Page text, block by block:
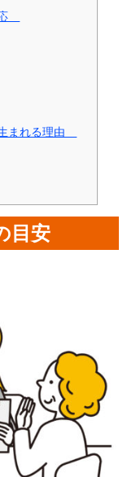
まれる理由
目安